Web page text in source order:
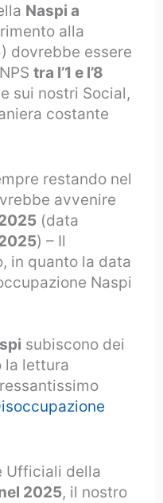
Naspi a
alla
dovrebbe essere
tra l’1 e l’8
sui nostri Social,
costante
restando nel
avvenire
(data
) – Il
in quanto la data
Naspi
subiscono dei
la lettura
Ufficiali della
2025, il nostro